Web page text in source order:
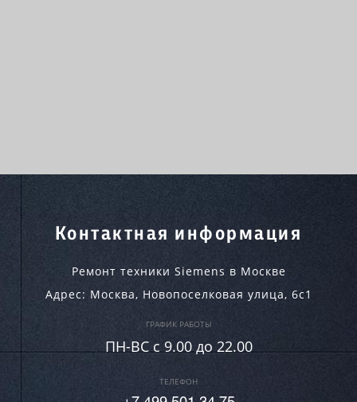
Контактная информация
Ремонт техники Siemens в Москве
Адрес: Москва, Новопоселковая улица, 6с1
ГРАФИК РАБОТЫ
ПН-ВC c 9.00 до 22.00
ТЕЛЕФОН